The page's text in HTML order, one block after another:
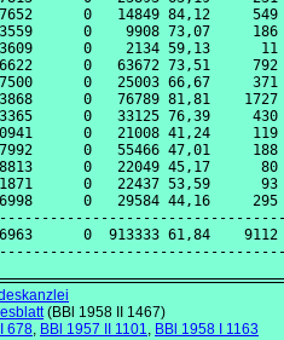
0   14849 84,12
0    9908 73,07
0    2134 59,13
0   63672 73,51
0   25003 66,67
0   76789 81,81
0   33125 76,39
0   21008 41,24
0   55466 47,01
0   22049 45,17
0   22437 53,59
0   29584 44,16
0  913333 61,84
(BBl 1958 II 1467)
678, BBl 1957 II 1101, BBl 1958 I 1163